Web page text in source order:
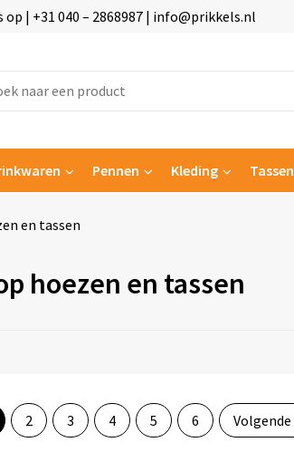
| +31 040 – 2868987 | info@prikkels.nl
Pennen Kleding Tassen
en tassen
hoezen en tassen
2 3 4 5 6 Volgende